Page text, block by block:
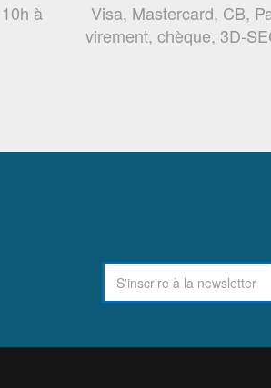
à
Visa, Mastercard, CB,
virement, chèque, 3D-